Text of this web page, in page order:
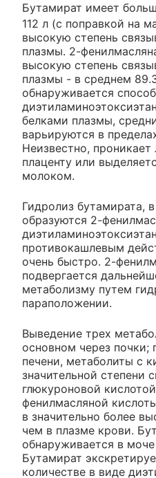
Бутамират имеет
112 л (с поправкой на
высокую степень
плазмы. 2-
высокую степень
плазмы - в среднем
обнаруживается
белками плазмы,
варьируются в
Неизвестно,
плаценту или
молоком.
Гидролиз бутамирата,
образуются 2-
противокашлевым
очень быстро. 2-
подвергается
метаболизму путем
параположении.
Выведение трех
основном через почки;
печени, метаболиты с
значительной степени
глюкуроновой
фенилмасляной
в значительно более
чем в плазме крови.
обнаруживается в
Бутамират
количестве в виде